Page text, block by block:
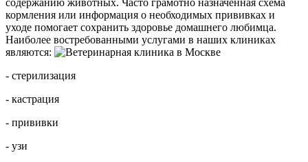
кормления или информация о необходимых прививках и
уходе помогает сохранить здоровье домашнего любимца.
Наиболее востребованными услугами в наших клиниках
являются:
- стерилизация
- кастрация
- прививки
- узи